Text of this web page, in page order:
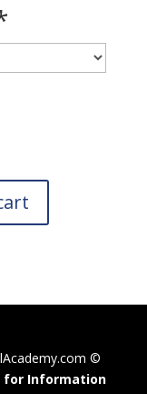
©
for Information